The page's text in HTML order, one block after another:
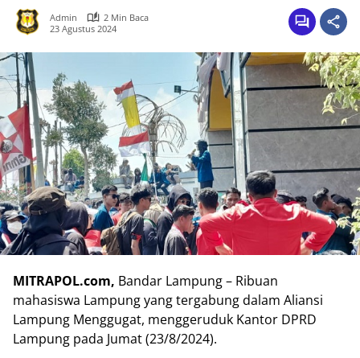
Admin
2 Min Baca
23 Agustus 2024
MITRAPOL.com, Bandar Lampung – Ribuan
mahasiswa Lampung yang tergabung dalam Aliansi
Lampung Menggugat, menggeruduk Kantor DPRD
Lampung pada Jumat (23/8/2024).